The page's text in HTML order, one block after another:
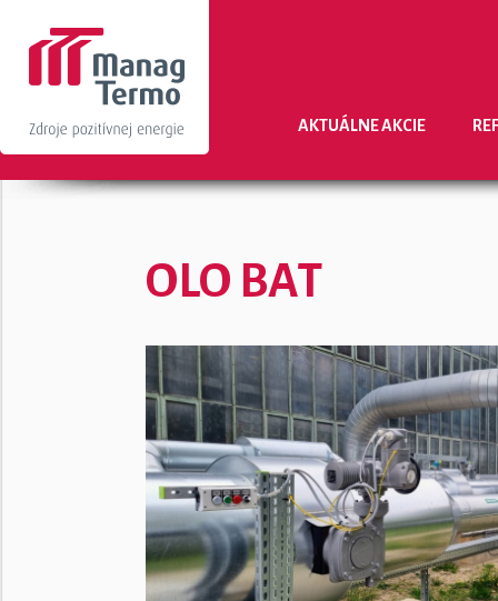
AKTUÁLNE AKCIE
OLO BAT